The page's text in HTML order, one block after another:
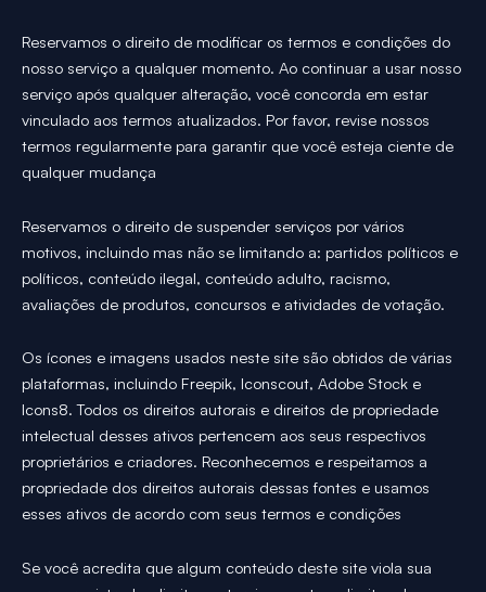
Reservamos o direito de modificar os termos e condições do
nosso serviço a qualquer momento. Ao continuar a usar nosso
serviço após qualquer alteração, você concorda em estar
vinculado aos termos atualizados. Por favor, revise nossos
termos regularmente para garantir que você esteja ciente de
qualquer mudança
Reservamos o direito de suspender serviços por vários
motivos, incluindo mas não se limitando a: partidos políticos e
políticos, conteúdo ilegal, conteúdo adulto, racismo,
avaliações de produtos, concursos e atividades de votação.
Os ícones e imagens usados neste site são obtidos de várias
plataformas, incluindo Freepik, Iconscout, Adobe Stock e
Icons8. Todos os direitos autorais e direitos de propriedade
intelectual desses ativos pertencem aos seus respectivos
proprietários e criadores. Reconhecemos e respeitamos a
propriedade dos direitos autorais dessas fontes e usamos
esses ativos de acordo com seus termos e condições
Se você acredita que algum conteúdo deste site viola sua